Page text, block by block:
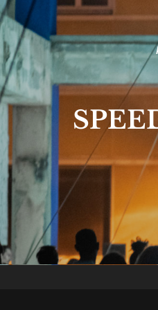
Ornic'Art
Collectif De Performeurs